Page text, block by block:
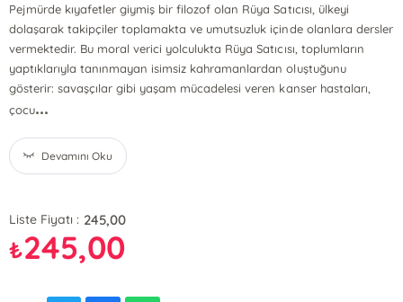
Pejmürde kıyafetler giymiş bir filozof olan Rüya Satıcısı, ülkeyi
dolaşarak takipçiler toplamakta ve umutsuzluk içinde olanlara dersler
vermektedir. Bu moral verici yolculukta Rüya Satıcısı, toplumların
yaptıklarıyla tanınmayan isimsiz kahramanlardan oluştuğunu
gösterir: savaşçılar gibi yaşam mücadelesi veren kanser hastaları,
çocu...
Devamını Oku
Liste Fiyatı : 245,00
₺245,00